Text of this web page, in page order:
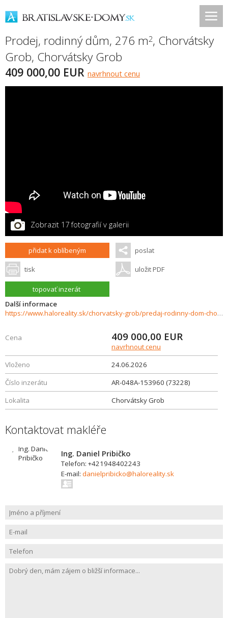
Prodej, rodinný dům, 276 m2, Chorvátsky
Grob, Chorvátsky Grob
409 000,00 EUR navrhnout cenu
Zobrazit 17 fotografií v galerii
přidat k oblíbeným poslat
tisk uložit PDF
topovať inzerát
Další informace
https://www.haloreality.sk/chorvatsky-grob/predaj-rodinny-dom-chorvatsky-grob-jastrabia---novostavba---exkluzivne-halo-reality/73228
Cena 409 000,00 EUR
navrhnout cenu
Vloženo
24.06.2026
Číslo inzerátu
AR-048A-153960 (73228)
Lokalita
Chorvátsky Grob
Kontaktovat makléře
Ing. Daniel Pribičko
Telefon: +421948402243
E-mail: danielpribicko@haloreality.sk